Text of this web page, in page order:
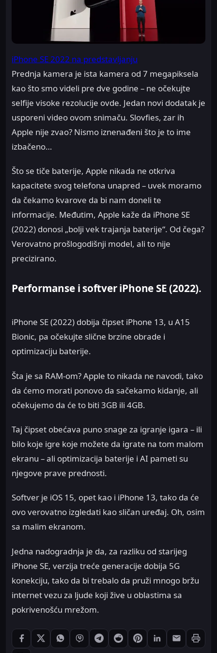
iPhone SE 2022 na predstavljanju
Prednja kamera je ista kamera od 7 megapiksela
kao što smo videli pre dve godine – ne očekujte
selfije visoke rezolucije ovde. Jedan novi dodatak je
usporeni video ovom snimaču. Slovfies, zar ih
Apple nije zvao? Nismo iznenađeni što je to ime
izbačeno…
Što se tiče baterije, Apple nikada ne otkriva
kapacitete svog telefona unapred – uvek moramo
da čekamo kvarove da bi nam doneli te
informacije. Međutim, Apple kaže da iPhone SE
(2022) donosi „bolji vek trajanja baterije“. Od čega?
Verovatno prošlogodišnji model, ali to nije
precizirano.
Performanse i softver iPhone SE (2022).
iPhone SE (2022) dobija čipset iPhone 13, u A15
Bionic, pa očekujte slične brzine obrade i
optimizaciju baterije.
Šta je sa RAM-om? Apple to nikada ne navodi, tako
da ćemo morati ponovo da sačekamo kidanje, ali
očekujemo da će to biti 3GB ili 4GB.
Taj čipset obećava puno snage za igranje igara – ili
bilo koje igre koje možete da igrate na tom malom
ekranu – ali optimizacija baterije i AI pameti su
njegove prave prednosti.
Softver je iOS 15, opet kao i iPhone 13, tako da će
ovo verovatno izgledati kao sličan uređaj. Oh, osim
sa malim ekranom.
Jedna nadogradnja je da, za razliku od starijeg
iPhone SE, verzija treće generacije dobija 5G
konekciju, tako da bi trebalo da pruži mnogo bržu
internet vezu za ljude koji žive u oblastima sa
pokrivenošću mrežom.
Podeli: Facebook
Podeli: XPodeli: WhatsApp
Podeli: Viber
Podeli: Telegram
Podeli: Reddit
Podeli: Pinterest
Podeli: LinkedIn
Podeli: